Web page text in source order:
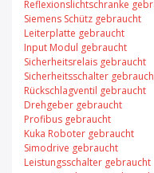
Reflexionslichtschranke
Siemens Schütz gebraucht
Leiterplatte gebraucht
Input Modul gebraucht
Sicherheitsrelais gebraucht
Sicherheitsschalter
Rückschlagventil gebraucht
Drehgeber gebraucht
Profibus gebraucht
Kuka Roboter gebraucht
Simodrive gebraucht
Leistungsschalter gebraucht